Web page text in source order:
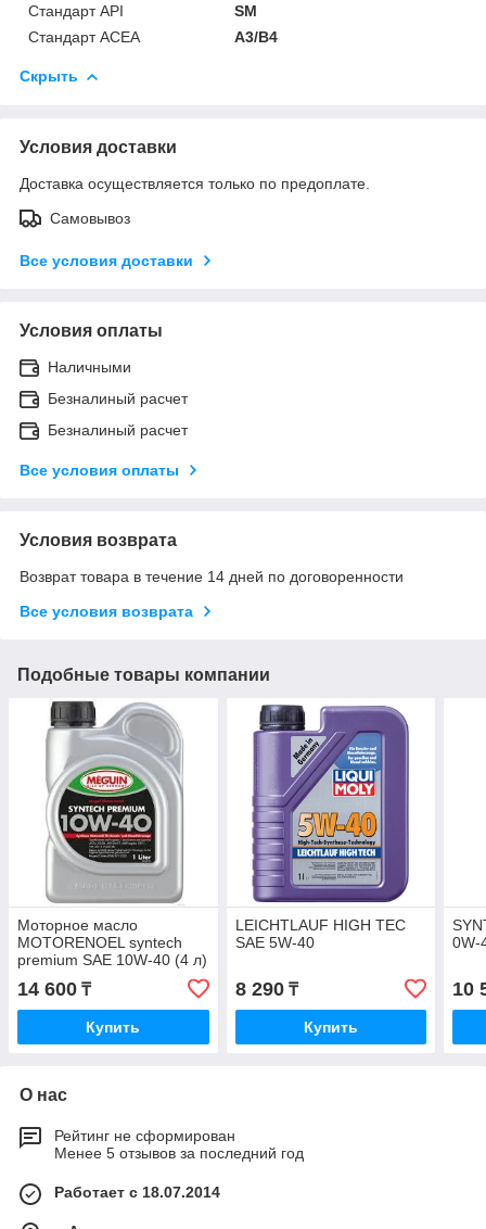
Стандарт API
SM
Стандарт ACEA
A3/B4
Скрыть
Условия доставки
Доставка осуществляется только по предоплате.
Самовывоз
Все условия доставки
Условия оплаты
Наличными
Безналиный расчет
Безналиный расчет
Все условия оплаты
Условия возврата
Возврат товара в течение 14 дней по договоренности
Все условия возврата
Подобные товары компании
Моторное масло
MOTORENOEL syntech
premium SAE 10W-40 (4 л)
14 600 ₸
Купить
LEICHTLAUF HIGH TEC
SAE 5W-40
8 290₸
Купить
0W-
10
О нас
Рейтинг не сформирован
Менее 5 отзывов за последний год
Работает с 18.07.2014